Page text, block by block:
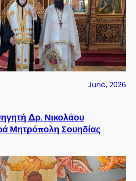
June, 2026
Δρ. Νικολάου
Μητρόπολη Σουηδίας